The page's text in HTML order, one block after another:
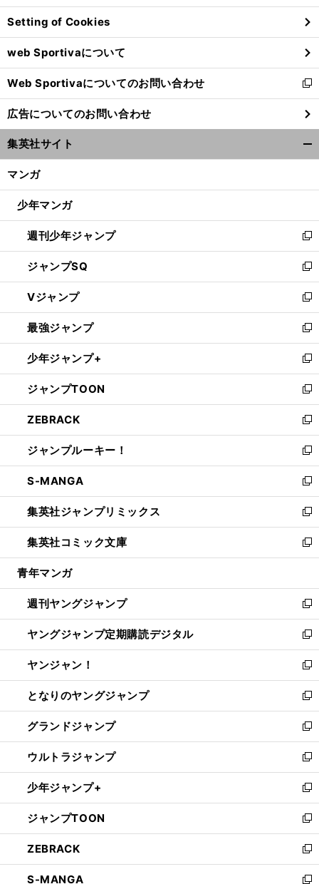
ン
ド
ウ
で
開
く
Setting of Cookies
web Sportivaについて
Web Sportivaについてのお問い合わせ
新
し
い
ウ
ィ
ン
ウ
開
く
広告についてのお問い合わせ
集英社サイト
マンガ
少年マンガ
週刊少年ジャンプ
新
し
い
ウ
ィ
ン
ド
ウ
で
開
く
ジャンプSQ
新
し
い
ウ
ィ
ン
ド
ウ
で
開
く
Vジャンプ
新
し
い
ウ
ィ
ン
ド
ウ
で
開
く
最強ジャンプ
新
し
い
ウ
ィ
ン
ド
ウ
で
開
く
少年ジャンプ+
新
し
い
ウ
ィ
ン
ド
ウ
で
開
く
ジャンプTOON
新
し
い
ウ
ィ
ン
ド
ウ
で
開
く
ZEBRACK
新
し
い
ウ
ィ
ン
ド
ウ
で
開
ジャンプルーキー！
新
し
い
ウ
ィ
ン
ド
ウ
開
く
S-MANGA
新
し
い
ウ
ィ
ン
ウ
で
開
く
集英社ジャンプリミックス
新
し
い
ウ
ン
ド
ウ
で
開
く
集英社コミック文庫
新
し
ウ
ィ
ン
ド
ウ
で
開
く
青年マンガ
週刊ヤングジャンプ
新
し
い
ウ
ィ
ン
ド
ウ
で
開
く
ヤングジャンプ定期購読デジタル
新
し
い
ウ
ィ
ン
ド
ウ
で
開
く
ヤンジャン！
新
し
い
ウ
ィ
ン
ド
ウ
で
開
く
となりのヤングジャンプ
新
し
い
ウ
ィ
ン
ド
ウ
で
開
く
グランドジャンプ
新
し
い
ウ
ィ
ン
ド
ウ
で
開
く
ウルトラジャンプ
新
し
い
ウ
ィ
ン
ド
ウ
で
少年ジャンプ+
新
し
い
ウ
ィ
ン
ド
ジャンプTOON
新
し
い
ウ
ィ
ZEBRACK
新
し
S-MANGA